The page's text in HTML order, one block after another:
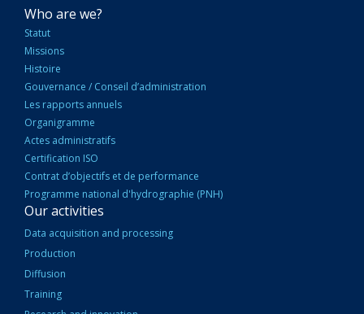
NAVIGATION
PRINCIPALE
Who are we?
Statut
Missions
Histoire
Gouvernance / Conseil d’administration
Les rapports annuels
Organigramme
Actes administratifs
Certification ISO
Contrat d’objectifs et de performance
Programme national d'hydrographie (PNH)
Our activities
Data acquisition and processing
Production
Diffusion
Training